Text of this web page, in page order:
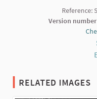
Reference:
Version
RELATED IMAGES